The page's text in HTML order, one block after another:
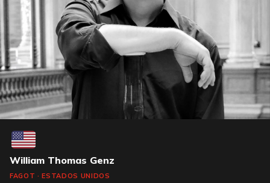
William Thomas Genz
FAGOT · ESTADOS UNIDOS